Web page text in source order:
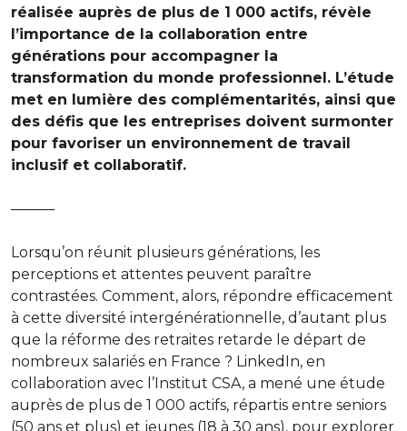
réalisée auprès de plus de 1 000 actifs, révèle
l’importance de la collaboration entre
générations pour accompagner la
transformation du monde professionnel. L’étude
met en lumière des complémentarités, ainsi que
des défis que les entreprises doivent surmonter
pour favoriser un environnement de travail
inclusif et collaboratif.
———
Lorsqu’on réunit plusieurs générations, les
perceptions et attentes peuvent paraître
contrastées. Comment, alors, répondre efficacement
à cette diversité intergénérationnelle, d’autant plus
que la réforme des retraites retarde le départ de
nombreux salariés en France ? LinkedIn, en
collaboration avec l’Institut CSA, a mené une étude
auprès de plus de 1 000 actifs, répartis entre seniors
(50 ans et plus) et jeunes (18 à 30 ans), pour explorer